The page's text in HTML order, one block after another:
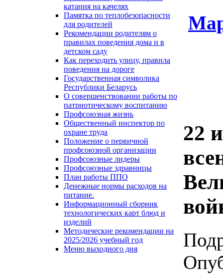
катания на качелях
Памятка по теплобезопасности
для родителей
Рекомендации родителям о
правилах поведения дома и в
детском саду
Как переходить улицу, правила
поведения на дороге
Государственная символика
Республики Беларусь
О совершенствовании работы по
патриотическому воспитанию
Профсоюзная жизнь
Общественный инспектор по
охране труда
Положение о первичной
профсоюзной организации
Профсоюзные лидеры
Профсоюзные здравницы
План работы ППО
Денежные нормы расходов на
питание.
Информационный сборник
технологических карт блюд и
изделий
Методические рекомендации на
2025/2026 учебный год
Меню выходного дня
22